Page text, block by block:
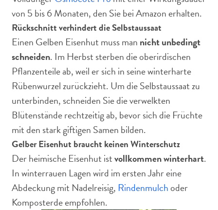
von 5 bis 6 Monaten, den Sie bei Amazon erhalten.
Rückschnitt verhindert die Selbstaussaat
Einen Gelben Eisenhut muss man nicht unbedingt
schneiden. Im Herbst sterben die oberirdischen
Pflanzenteile ab, weil er sich in seine winterharte
Rübenwurzel zurückzieht. Um die Selbstaussaat zu
unterbinden, schneiden Sie die verwelkten
Blütenstände rechtzeitig ab, bevor sich die Früchte
mit den stark giftigen Samen bilden.
Gelber Eisenhut braucht keinen Winterschutz
Der heimische Eisenhut istvollkommen winterhart.
In winterrauen Lagen wird im ersten Jahr eine
Abdeckung mit Nadelreisig, Rindenmulch oder
Komposterde empfohlen.